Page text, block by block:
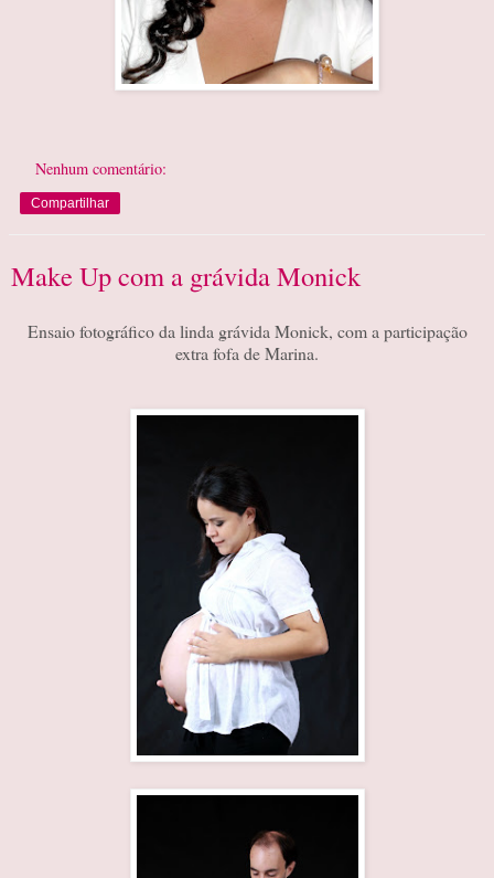
Nenhum comentário:
Compartilhar
Make Up com a grávida Monick
Ensaio fotográfico da linda grávida Monick, com a participação
extra fofa de Marina.